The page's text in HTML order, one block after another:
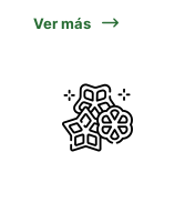
Ver más